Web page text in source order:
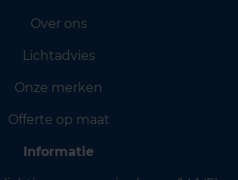
Over ons
Lichtadvies
Onze merken
Offerte op maat
Informatie